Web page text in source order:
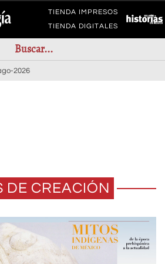
TIENDA IMPRESOS
TIENDA DIGITALES
2026
DE CREACIÓN